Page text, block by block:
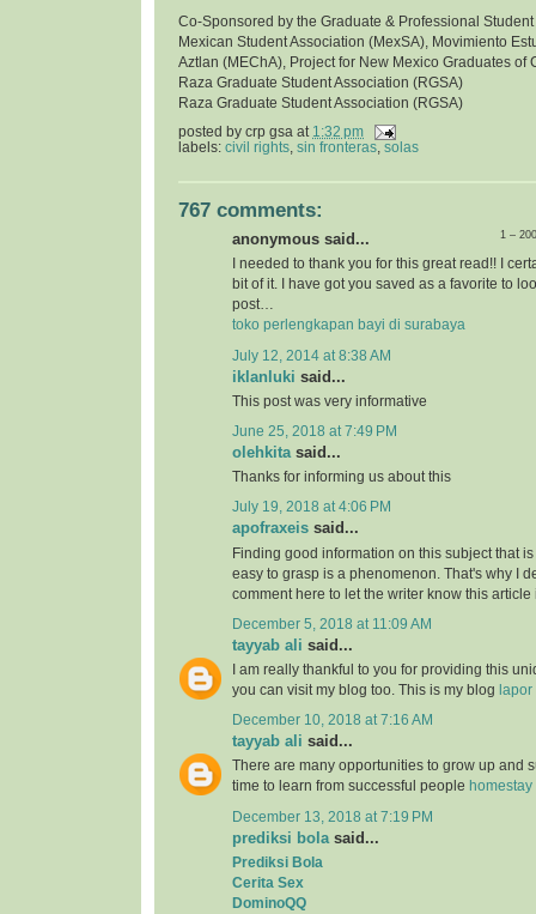
Co-Sponsored by the Graduate & Professional
Mexican Student Association (MexSA), Movimiento
Aztlan (MEChA), Project for New Mexico Graduates of
Raza Graduate Student Association (RGSA)
Raza Graduate Student Association (RGSA)
posted by crp gsa at 1:32 pm
labels: civil rights sin fronteras solas
767 comments:
1 –
anonymous said...
I needed to thank you for this great read!! I
bit of it. I have got you saved as a favorite to
post…
toko perlengkapan bayi di surabaya
July 12, 2014 at 8:38 AM
iklanluki said...
This post was very informative
June 25, 2018 at 7:49 PM
olehkitasaid...
Thanks for informing us about this
July 19, 2018 at 4:06 PM
apofraxeis said...
Finding good information on this subject that
easy to grasp is a phenomenon. That's why I
comment here to let the writer know this
December 5, 2018 at 11:09 AM
tayyab ali said...
I am really thankful to you for providing this
you can visit my blog too. This is my blog
December 10, 2018 at 7:16 AM
tayyab ali said...
There are many opportunities to grow up and
time to learn from successful people
December 13, 2018 at 7:19 PM
prediksi bola said...
Prediksi Bola
Cerita Sex
DominoQQ